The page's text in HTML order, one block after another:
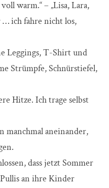
warm.“ – „Lisa, Lara,
ich fahre nicht los,
Leggings, T-Shirt und
Strümpfe, Schnürstiefel,
Hitze. Ich trage selbst
manchmal aneinander,
dass jetzt Sommer
an ihre Kinder